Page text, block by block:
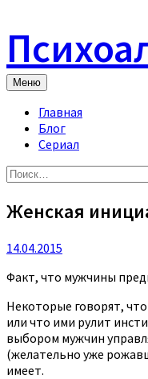
content
Меню
Главная
Блог
Сериал
Найти:
Женская
14.04.2015
Факт, что мужчины
Некоторые говорят,
или что ими рулит
выбором мужчин
(желательно уже
имеет.